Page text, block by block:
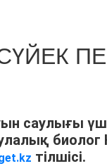
саулығы
биолог
тілшісі.